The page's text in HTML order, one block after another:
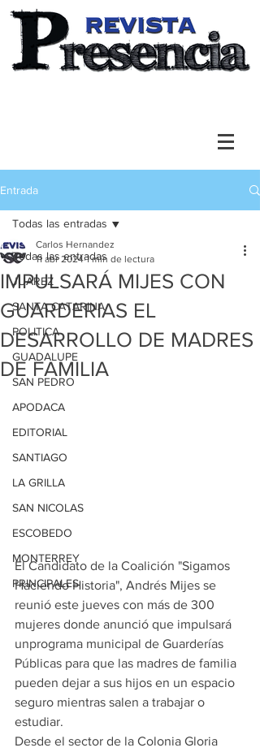
Entrada
Todas las entradas
JUAREZ
SANTA CATARINA
POLITICA
GUADALUPE
SAN PEDRO
APODACA
EDITORIAL
SANTIAGO
LA GRILLA
SAN NICOLAS
ESCOBEDO
MONTERREY
PRINCIPALES
Todas las entradas
IMPULSARÁ MIJES CON
GUARDERIAS EL
DESARROLLO DE MADRES
DE FAMILIA
Carlos Hernandez
11 abr 2024 1 min de lectura
El Candidato de la Coalición "Sigamos
Haciendo Historia", Andrés Mijes se
reunió este jueves con más de 300
mujeres donde anunció que impulsará
unprograma municipal de Guarderías
Públicas para que las madres de familia
pueden dejar a sus hijos en un espacio
seguro mientras salen a trabajar o
estudiar.
Desde el sector de la Colonia Gloria